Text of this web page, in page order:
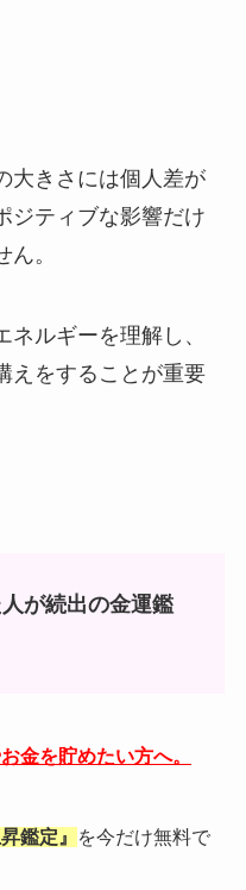
大きさには個人差が
ジティブな影響だけ
。
ルギーを理解し、
えをすることが重要
が続出の金運鑑
金を貯めたい方へ。
鑑定』
を今だけ無料で